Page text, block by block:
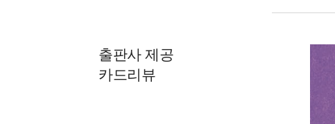
출판사 제공
카드리뷰